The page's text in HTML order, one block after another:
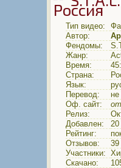
Тип видео:
Автор:
Фендомы:
Жанр:
Время:
Страна:
Язык:
Перевод:
не
Оф. сайт:
Релиз:
Добавлен:
20
Рейтинг:
Отзывов:
39
Участники:
Скачано: